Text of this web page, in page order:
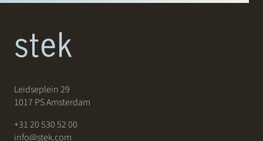
Leidseplein 29
1017 PS Amsterdam
+31 20 530 52 00
info@stek.com